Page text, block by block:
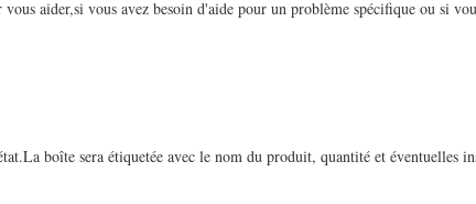
aider,si vous avez besoin d'aide pour un problème spécifique ou si
boîte sera étiquetée avec le nom du produit, quantité et éventuelles